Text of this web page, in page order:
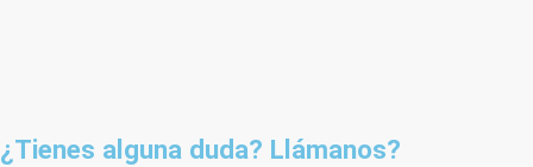
¿Tienes alguna duda? Llámanos?